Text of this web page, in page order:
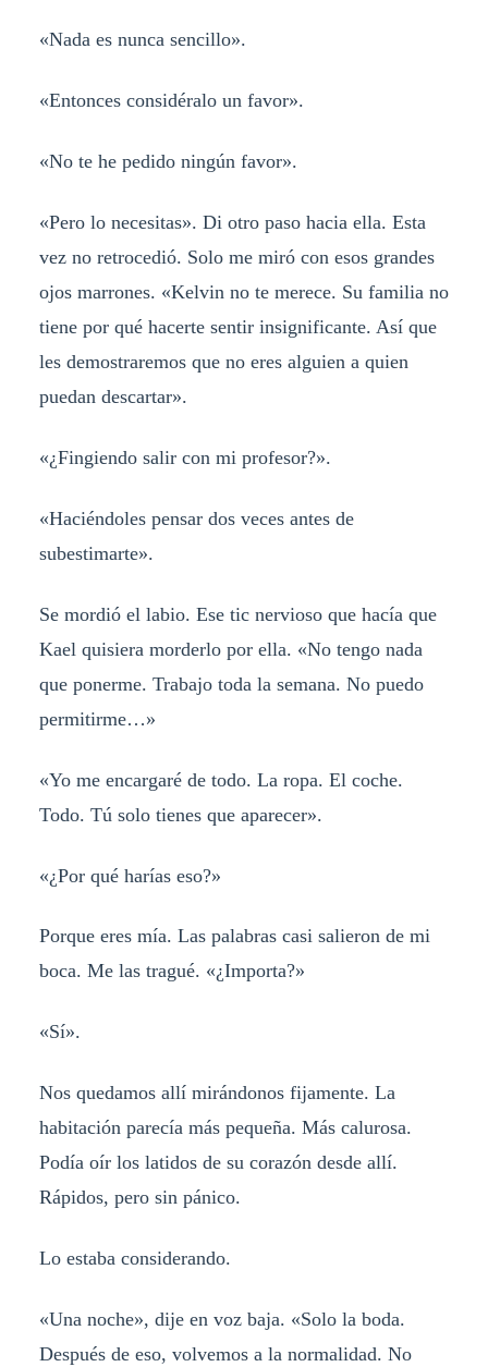
«Nada es nunca sencillo».
«Entonces considéralo un favor».
«No te he pedido ningún favor».
«Pero lo necesitas». Di otro paso hacia ella. Esta
vez no retrocedió. Solo me miró con esos grandes
ojos marrones. «Kelvin no te merece. Su familia no
tiene por qué hacerte sentir insignificante. Así que
les demostraremos que no eres alguien a quien
puedan descartar».
«¿Fingiendo salir con mi profesor?».
«Haciéndoles pensar dos veces antes de
subestimarte».
Se mordió el labio. Ese tic nervioso que hacía que
Kael quisiera morderlo por ella. «No tengo nada
que ponerme. Trabajo toda la semana. No puedo
permitirme…»
«Yo me encargaré de todo. La ropa. El coche.
Todo. Tú solo tienes que aparecer».
«¿Por qué harías eso?»
Porque eres mía. Las palabras casi salieron de mi
boca. Me las tragué. «¿Importa?»
«Sí».
Nos quedamos allí mirándonos fijamente. La
habitación parecía más pequeña. Más calurosa.
Podía oír los latidos de su corazón desde allí.
Rápidos, pero sin pánico.
Lo estaba considerando.
«Una noche», dije en voz baja. «Solo la boda.
Después de eso, volvemos a la normalidad. No